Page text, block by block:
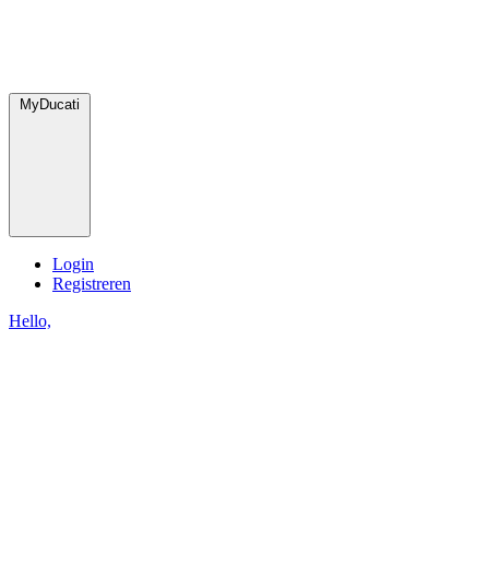
MyDucati
Login
Registreren
Hello,